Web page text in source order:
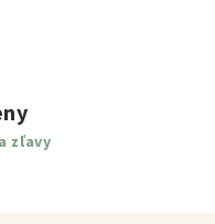
zľavy